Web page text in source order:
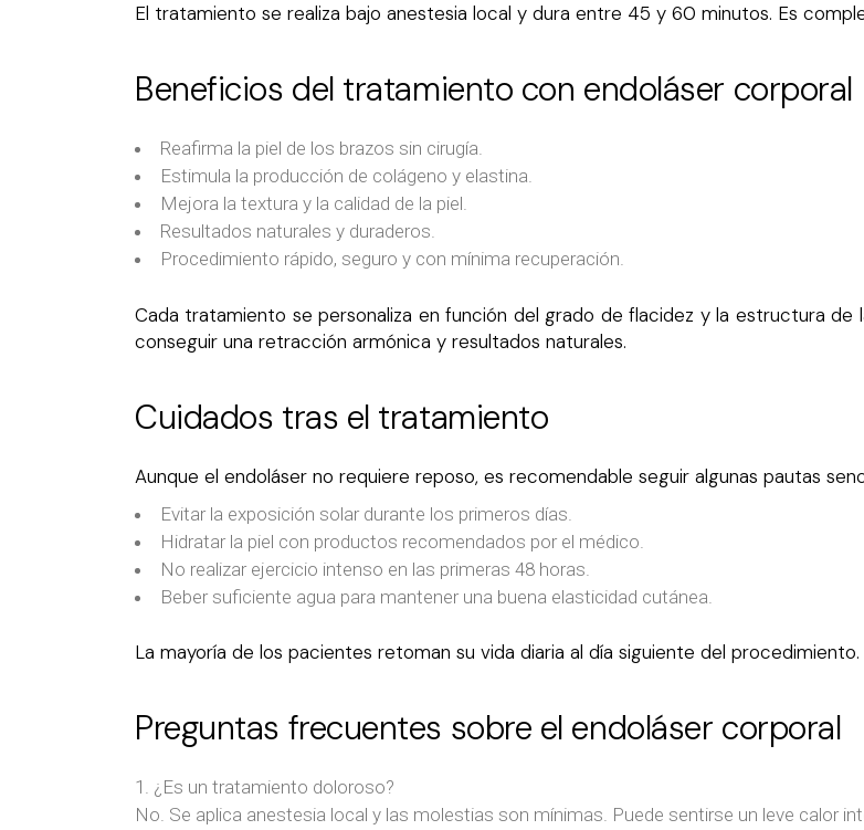
El tratamiento se realiza bajo anestesia local y dura entre 45 y 60 minutos. Es
Beneficios del tratamiento con endoláser corporal
Reafirma la piel de los brazos sin cirugía.
Estimula la producción de colágeno y elastina.
Mejora la textura y la calidad de la piel.
Resultados naturales y duraderos.
Procedimiento rápido, seguro y con mínima recuperación.
Cada tratamiento se personaliza en función del grado de flacidez y la estructura de
conseguir una retracción armónica y resultados naturales.
Cuidados tras el tratamiento
Aunque el endoláser no requiere reposo, es recomendable seguir algunas pautas
Evitar la exposición solar durante los primeros días.
Hidratar la piel con productos recomendados por el médico.
No realizar ejercicio intenso en las primeras 48 horas.
Beber suficiente agua para mantener una buena elasticidad cutánea.
La mayoría de los pacientes retoman su vida diaria al día siguiente del procedimiento.
Preguntas frecuentes sobre el endoláser corporal
¿Es un tratamiento doloroso?
No. Se aplica anestesia local y las molestias son mínimas. Puede sentirse un leve calor